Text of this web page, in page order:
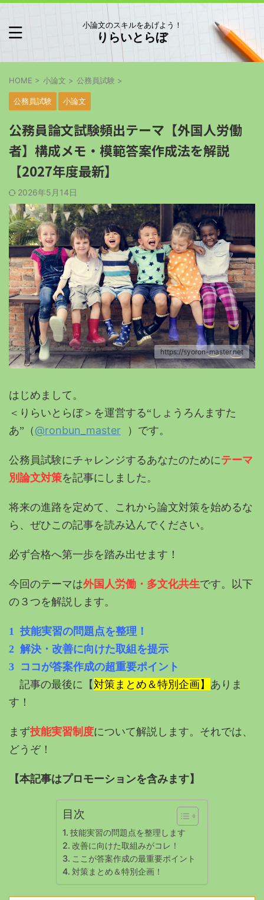
小論文のスキルをあげよう！
りらいとらぼ
HOME > 小論文 > 公務員試験 >
公務員試験 小論文
公務員論文試験頻出テーマ【外国人労働
者】構成メモ・模範答案作成法を解説
【2027年度最新】
2026年5月14日
https://syoron-master.net
はじめまして。
＜りらいとらぼ＞を運営する“しょうろんますた
あ”（ @ronbun_master ）です。
公務員試験にチャレンジするあなたのためにテーマ
別論文対策を記事にしました。
将来の進路を定めて、これから論文対策を始めるな
ら、ぜひこの記事を読み込んでください。
必ず合格へ第一歩を踏み出せます！
今回のテーマは外国人労働・多文化共生です。以下
の３つを解説します。
1 技能実習の問題点を整理！
2 解決・改善に向けた取組を提示
3 ココが答案作成の超重要ポイント
記事の最後に【 対策まとめ＆特別企画】 ありま
す！
まず技能実習制度について解説します。それでは、
どうぞ！
【本記事はプロモーションを含みます】
目次
技能実習の問題点を整理します
改善に向けた取組みがコレ！
ここが答案作成の最重要ポイント
対策まとめ＆特別企画！